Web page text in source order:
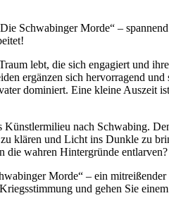
Schwabinger Morde“ –
lebt, die sich engagiert und
ergänzen sich hervorragend
dominiert. Eine kleine Auszeit
Künstlermilieu nach Schwabing.
klären und Licht ins Dunkle zu
die wahren Hintergründe
Morde“ – ein
und gehen Sie